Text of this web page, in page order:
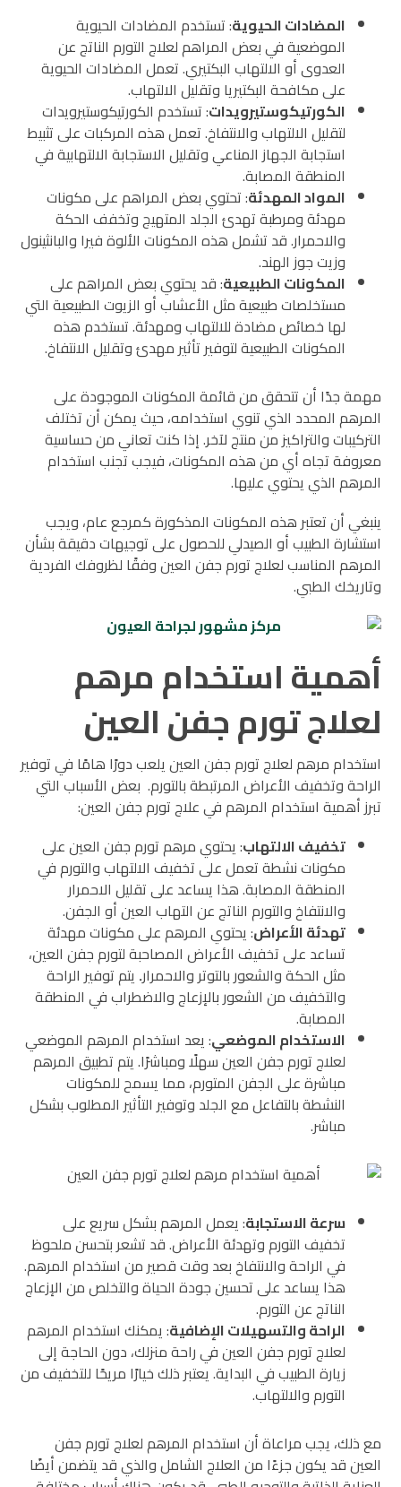
المضادات الحيوية: تستخدم المضادات الحيوية
الموضعية في بعض المراهم لعلاج التورم الناتج عن
العدوى أو الالتهاب البكتيري. تعمل المضادات الحيوية
على مكافحة البكتيريا وتقليل الالتهاب.
الكورتيكوستيرويدات: تستخدم الكورتيكوستيرويدات
لتقليل الالتهاب والانتفاخ. تعمل هذه المركبات على تثبيط
استجابة الجهاز المناعي وتقليل الاستجابة الالتهابية في
المنطقة المصابة.
المواد المهدئة: تحتوي بعض المراهم على مكونات
مهدئة ومرطبة تهدئ الجلد المتهيج وتخفف الحكة
والاحمرار. قد تشمل هذه المكونات الألوة فيرا والبانثينول
وزيت جوز الهند.
المكونات الطبيعية: قد يحتوي بعض المراهم على
مستخلصات طبيعية مثل الأعشاب أو الزيوت الطبيعية التي
لها خصائص مضادة للالتهاب ومهدئة. تستخدم هذه
المكونات الطبيعية لتوفير تأثير مهدئ وتقليل الانتفاخ.
مهمة جدًا أن تتحقق من قائمة المكونات الموجودة على
المرهم المحدد الذي تنوي استخدامه، حيث يمكن أن تختلف
التركيبات والتراكيز من منتج لآخر. إذا كنت تعاني من حساسية
معروفة تجاه أي من هذه المكونات، فيجب تجنب استخدام
المرهم الذي يحتوي عليها.
ينبغي أن تعتبر هذه المكونات المذكورة كمرجع عام، ويجب
استشارة الطبيب أو الصيدلي للحصول على توجيهات دقيقة بشأن
المرهم المناسب لعلاج تورم جفن العين وفقًا لظروفك الفردية
وتاريخك الطبي.
أهمية استخدام مرهم
لعلاج تورم جفن العين
استخدام مرهم لعلاج تورم جفن العين يلعب دورًا هامًا في توفير
الراحة وتخفيف الأعراض المرتبطة بالتورم. بعض الأسباب التي
تبرز أهمية استخدام المرهم في علاج تورم جفن العين:
تخفيف الالتهاب: يحتوي مرهم تورم جفن العين على
مكونات نشطة تعمل على تخفيف الالتهاب والتورم في
المنطقة المصابة. هذا يساعد على تقليل الاحمرار
والانتفاخ والتورم الناتج عن التهاب العين أو الجفن.
تهدئة الأعراض: يحتوي المرهم على مكونات مهدئة
تساعد على تخفيف الأعراض المصاحبة لتورم جفن العين،
مثل الحكة والشعور بالتوتر والاحمرار. يتم توفير الراحة
والتخفيف من الشعور بالإزعاج والاضطراب في المنطقة
المصابة.
الاستخدام الموضعي: يعد استخدام المرهم الموضعي
لعلاج تورم جفن العين سهلًا ومباشرًا. يتم تطبيق المرهم
مباشرة على الجفن المتورم، مما يسمح للمكونات
النشطة بالتفاعل مع الجلد وتوفير التأثير المطلوب بشكل
مباشر.
سرعة الاستجابة: يعمل المرهم بشكل سريع على
تخفيف التورم وتهدئة الأعراض. قد تشعر بتحسن ملحوظ
في الراحة والانتفاخ بعد وقت قصير من استخدام المرهم.
هذا يساعد على تحسين جودة الحياة والتخلص من الإزعاج
الناتج عن التورم.
الراحة والتسهيلات الإضافية: يمكنك استخدام المرهم
لعلاج تورم جفن العين في راحة منزلك، دون الحاجة إلى
زيارة الطبيب في البداية. يعتبر ذلك خيارًا مريحًا للتخفيف من
التورم والالتهاب.
مع ذلك، يجب مراعاة أن استخدام المرهم لعلاج تورم جفن
العين قد يكون جزءًا من العلاج الشامل والذي قد يتضمن أيضًا